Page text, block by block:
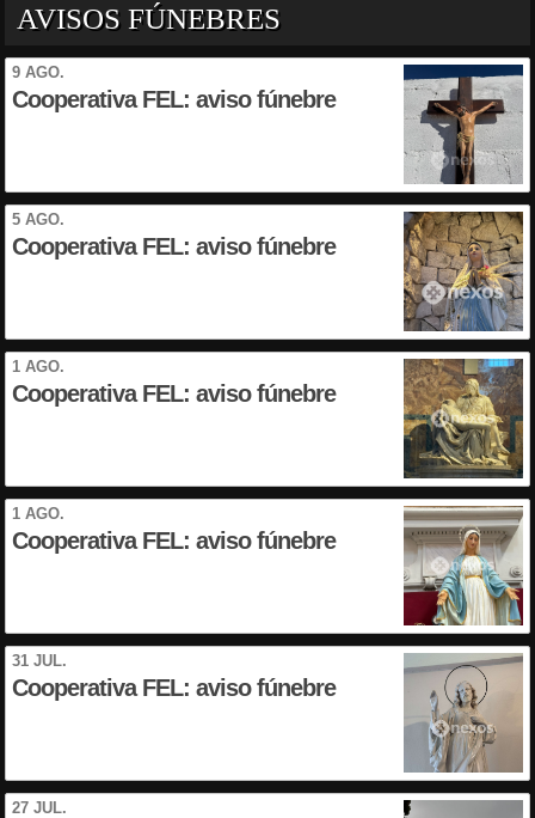
AVISOS FÚNEBRES
9 AGO.
Cooperativa FEL: aviso fúnebre
5 AGO.
Cooperativa FEL: aviso fúnebre
1 AGO.
Cooperativa FEL: aviso fúnebre
1 AGO.
Cooperativa FEL: aviso fúnebre
31 JUL.
Cooperativa FEL: aviso fúnebre
27 JUL.